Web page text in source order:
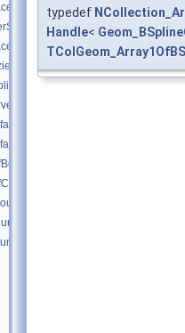
typedef
Handle<